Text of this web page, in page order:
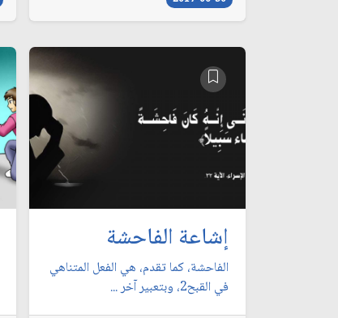
إشاعة الفاحشة
الفاحشة، كما تقدم، هي الفعل المتناهي
في القبح2، وبتعبير آخر ...